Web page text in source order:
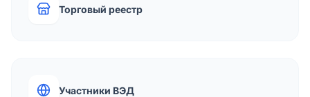
Торговый реестр
Участники ВЭД